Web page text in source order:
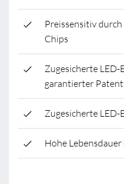
Preissensitiv
Chips
Zugesicherte LED-
garantierter
Zugesicherte LED-
Hohe